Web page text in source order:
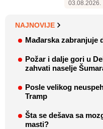
03.08.2026.
NAJNOVIJE
Mađarska zabranjuje
Požar i dalje gori u
zahvati naselje
Posle velikog
Tramp
Šta se dešava sa
masti?